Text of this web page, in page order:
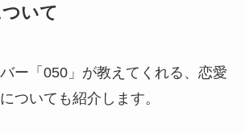
いて
ー「050」が教えてくれる、恋愛
ついても紹介します。